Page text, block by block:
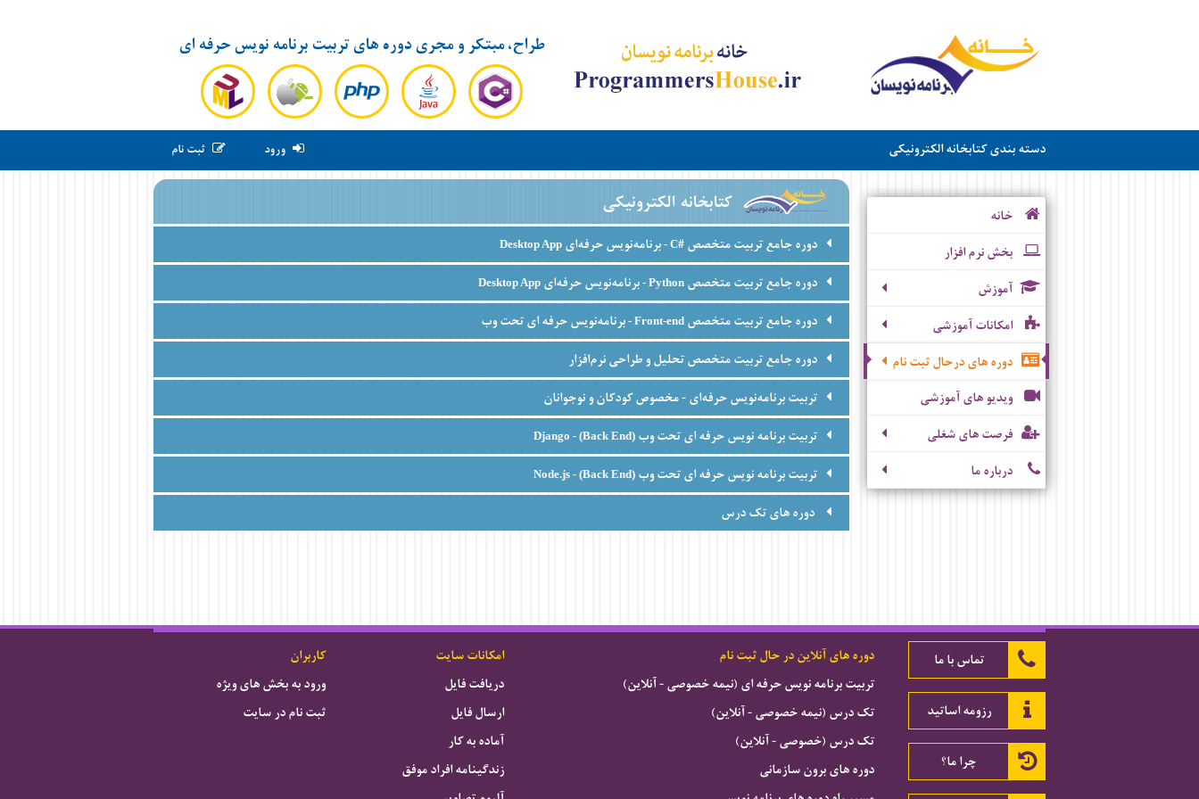
طراح، مبتکر و مجری دوره های تربیت برنامه نویس حرفه ای
ورود ثبت نام دسته بندی کتابخانه الکترونیکی
کتابخانه الکترونیکی
دوره جامع تربیت متخصص #C - برنامه‌نویس حرفه‌ای Desktop App
دوره جامع تربیت متخصص Python - برنامه‌نویس حرفه‌ای Desktop App
دوره جامع تربیت متخصص Front-end -
برنامه‌نویس حرفه ای تحت وب
دوره جامع تربیت متخصص تحلیل و طراحی نرم‌افزار
تربیت برنامه‌نویس حرفه‌ای - مخصوص کودکان و نوجوانان
تربیت برنامه نویس حرفه ای تحت وب Django - (Back End)
تربیت برنامه نویس حرفه ای تحت وب Node.js - (Back End)
دوره های تک درس
خانه
بخش نرم افزار
آموزش
امکانات آموزشی
دوره های درحال ثبت نام
ویدیو های آموزشی
فرصت های شغلی
درباره ما
تماس با ما
رزومه اساتید
چرا ما؟
دوره های آنلاین در حال ثبت نام
تربیت برنامه نویس حرفه ای (نیمه خصوصی - آنلاین)
تک درس (نیمه خصوصی - آنلاین)
تک درس (خصوصی - آنلاین)
دوره های برون سازمانی
امکانات سایت
دریافت فایل
ارسال فایل
آماده به کار
زندگینامه افراد موفق
کاربران
ورود به بخش های ویژه
ثبت نام در سایت